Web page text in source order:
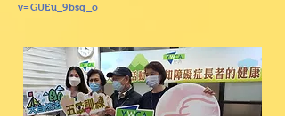
v=GUEu_9bsq_o